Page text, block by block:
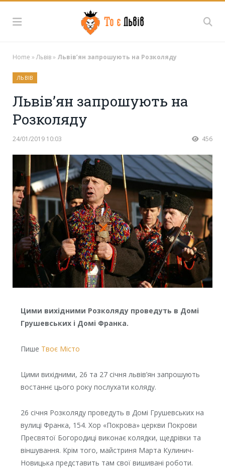
Home »Львів» Львів’ян запрошують на Розколяду
ЛЬВІВ
Львів’ян запрошують на
Розколяду
24/01/2019 10:03 456
Цими вихідними Розколяду проведуть в Домі
Грушевських і Домі Франка.
Пише Твоє Місто
Цими вихідними, 26 та 27 січня львів’ян запрошують
востаннє цього року послухати коляду.
26 січня Розколяду проведуть в Домі Грушевських на
вулиці Франка, 154. Хор «Покрова» церкви Покрови
Пресвятої Богородиці виконає колядки, щедрівки та
віншування. Крім того, майстриня Марта Кулинич-
Новицька представить там свої вишивані роботи.